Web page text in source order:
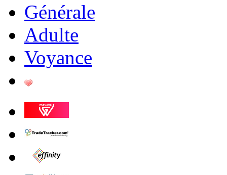
Générale
Adulte
Voyance